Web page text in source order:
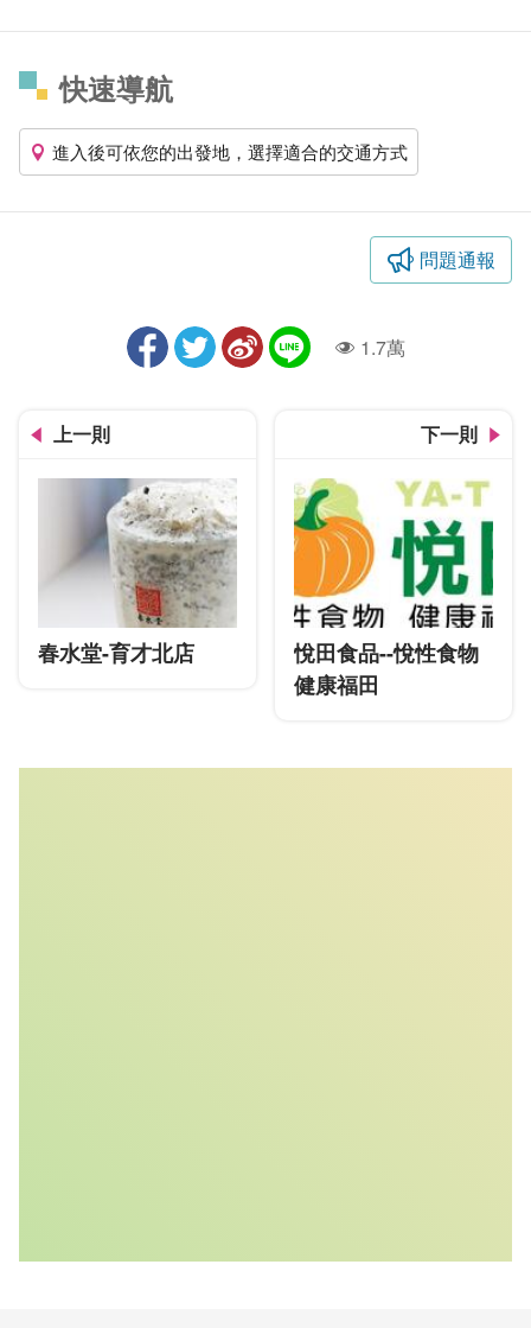
快速導航
進入後可依您的出發地，選擇適合的交通方式
問題通報
人氣1.7萬
上一則
春水堂-育才北店
下一則
悅田食品--悅性食物
健康福田